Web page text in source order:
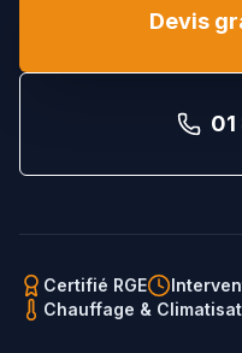
Devis
01
Certifié RGE
Chauffage &